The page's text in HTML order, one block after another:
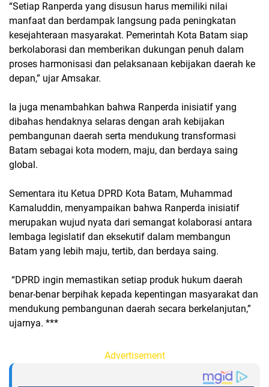
“Setiap Ranperda yang disusun harus memiliki nilai
manfaat dan berdampak langsung pada peningkatan
kesejahteraan masyarakat. Pemerintah Kota Batam siap
berkolaborasi dan memberikan dukungan penuh dalam
proses harmonisasi dan pelaksanaan kebijakan daerah ke
depan,” ujar Amsakar.
Ia juga menambahkan bahwa Ranperda inisiatif yang
dibahas hendaknya selaras dengan arah kebijakan
pembangunan daerah serta mendukung transformasi
Batam sebagai kota modern, maju, dan berdaya saing
global.
Sementara itu Ketua DPRD Kota Batam, Muhammad
Kamaluddin, menyampaikan bahwa Ranperda inisiatif
merupakan wujud nyata dari semangat kolaborasi antara
lembaga legislatif dan eksekutif dalam membangun
Batam yang lebih maju, tertib, dan berdaya saing.
“DPRD ingin memastikan setiap produk hukum daerah
benar-benar berpihak kepada kepentingan masyarakat dan
mendukung pembangunan daerah secara berkelanjutan,”
ujarnya. ***
Advertisement